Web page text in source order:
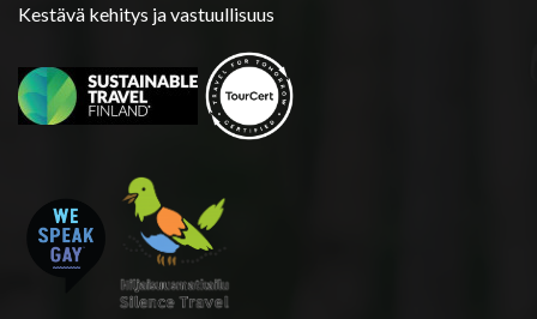
Kestävä kehitys ja vastuullisuus